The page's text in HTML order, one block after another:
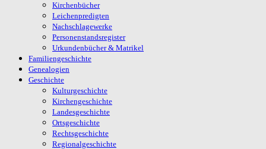
Kirchenbücher
Leichenpredigten
Nachschlagewerke
Personenstandsregister
Urkundenbücher & Matrikel
Familiengeschichte
Genealogien
Geschichte
Kulturgeschichte
Kirchengeschichte
Landesgeschichte
Ortsgeschichte
Rechtsgeschichte
Regionalgeschichte